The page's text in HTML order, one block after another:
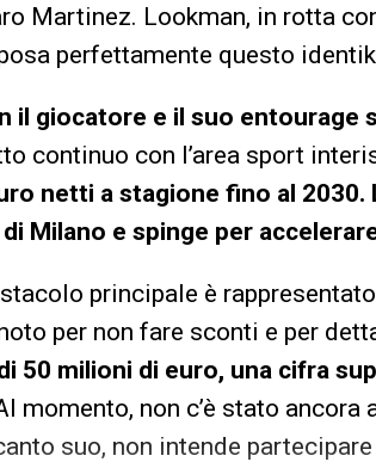
Martinez. Lookman, in rotta
perfettamente questo
il giocatore e il suo entourage
continuo con l’area sport
netti a stagione fino al 2030.
Milano e spinge per
principale è
per non fare sconti e per
di 50 milioni di euro, una cifra
momento, non c’è stato
suo, non intende